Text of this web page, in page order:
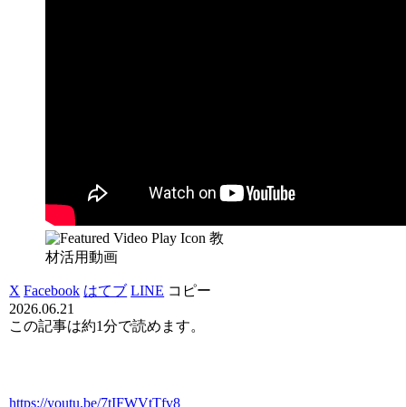
教
材活用動画
X Facebook はてブ LINE コピー
2026.06.21
この記事は約1分で読めます。
https://youtu.be/7tIFWVtTfv8